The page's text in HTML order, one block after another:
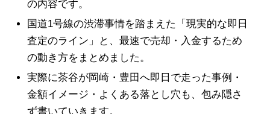
の内容です。
国道1号線の渋滞事情を踏まえた「現実的な即日
査定のライン」と、最速で売却・入金するため
の動き方をまとめました。
実際に茶谷が岡崎・豊田へ即日で走った事例・
金額イメージ・よくある落とし穴も、包み隠さ
ず書いていきます。